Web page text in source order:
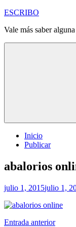
Saltar
contenido
ESCRIBO
Vale más saber
Inicio
Publicar
abalorios
julio 1, 2015julio 1,
Navegación
Entrada anterior